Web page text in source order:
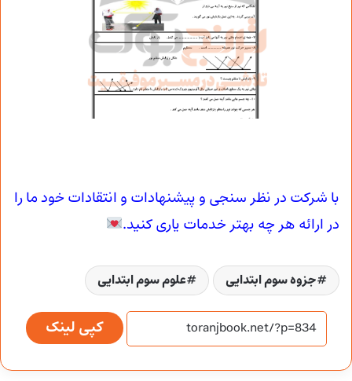
با شرکت در نظر سنجی و پیشنهادات و انتقادات خود ما را
در ارائه هر چه بهتر خدمات یاری کنید.
جزوه سوم ابتدایی علوم سوم ابتدایی
کپی لینک